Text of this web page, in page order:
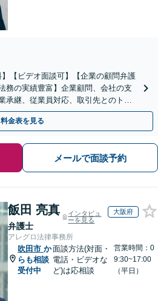
【ビデオ面談可】【企業の顧問弁護
務の実績豊富】企業顧問、会社の支
承継、従業員対応、取引先とのトラ
応実績
料金表を見る
メールで面談予約
飯田 亮真
弁護士
インタビュ
ーを見る
大阪府
アレグロ法律事務所
吹田市 か
らも相談
受付中
面談方法(対面・
電話・ビデオな
ど)は応相談
営業時間：0
9:30~17:00
（平日）